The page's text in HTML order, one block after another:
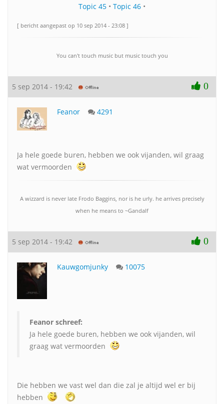
Topic 45 • Topic 46 •
[ bericht aangepast op 10 sep 2014 - 23:08 ]
You can't touch music but music touch you
5 sep 2014 - 19:42 0
Feanor 4291
Ja hele goede buren, hebben we ook vijanden, wil graag
wat vermoorden
A wizzard is never late Frodo Baggins, nor is he urly. he arrives precisely
when he means to ~Gandalf
5 sep 2014 - 19:42 0
Kauwgomjunky 10075
Feanor schreef:
Ja hele goede buren, hebben we ook vijanden, wil
graag wat vermoorden
Die hebben we vast wel dan die zal je altijd wel er bij
hebben